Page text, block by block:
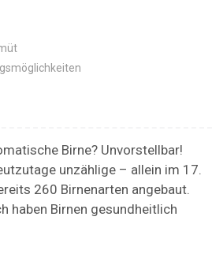
Birne? Unvorstellbar!
unzählige – allein im 17.
260 Birnenarten angebaut.
haben Birnen gesundheitlich